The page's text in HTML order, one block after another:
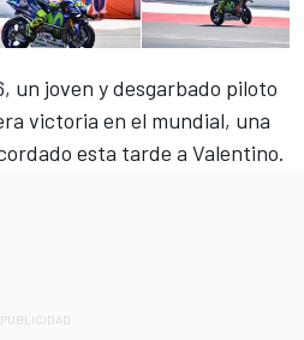
un joven y desgarbado piloto
victoria en el mundial, una
esta tarde a Valentino.